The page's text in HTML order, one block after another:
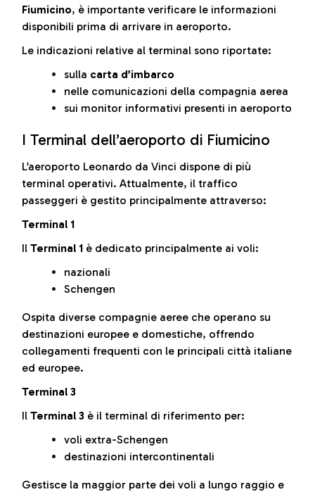
Fiumicino, è importante verificare le informazioni
disponibili prima di arrivare in aeroporto.
Le indicazioni relative al terminal sono riportate:
sulla carta d’imbarco
nelle comunicazioni della compagnia aerea
sui monitor informativi presenti in aeroporto
I Terminal dell’aeroporto di Fiumicino
L’aeroporto Leonardo da Vinci dispone di più
terminal operativi. Attualmente, il traffico
passeggeri è gestito principalmente attraverso:
Terminal 1
Il Terminal 1 è dedicato principalmente ai voli:
nazionali
Schengen
Ospita diverse compagnie aeree che operano su
destinazioni europee e domestiche, offrendo
collegamenti frequenti con le principali città italiane
ed europee.
Terminal 3
Il Terminal 3 è il terminal di riferimento per:
voli extra-Schengen
destinazioni intercontinentali
Gestisce la maggior parte dei voli a lungo raggio e